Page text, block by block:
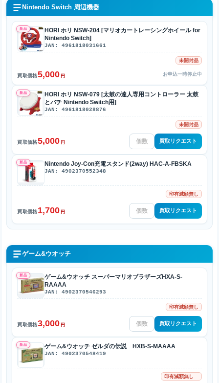
Nintendo Switch 周辺機器
新品
HORI ホリ NSW-204 [マリオカートレーシングホイール for
Nintendo Switch]
JAN: 4961818031661
未開封品
買取価格5,000 円 お申込一時停止中
新品
HORI ホリ NSW-079 [太鼓の達人専用コントローラー 太鼓
とバチ Nintendo Switch用]
JAN: 4961818028876
未開封品
買取価格5,000 円 買取リクエスト
新品 Nintendo Joy-Con充電スタンド(2way) HAC-A-FBSKA
JAN: 4902370552348
印有減額無し
買取価格1,700 円 買取リクエスト
ゲーム&ウオッチ
新品
ゲーム&ウオッチ スーパーマリオブラザーズHXA-S-
RAAAA
JAN: 4902370546293
印有減額無し
買取価格3,000 円 買取リクエスト
新品 ゲーム&ウオッチ ゼルダの伝説 HXB-S-MAAAA
JAN: 4902370548419
印有減額無し